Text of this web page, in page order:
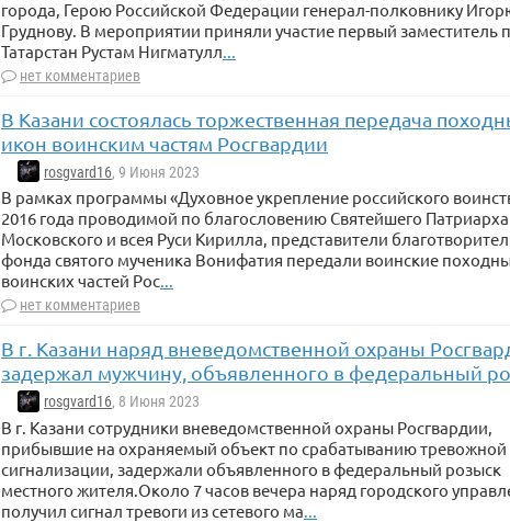
города, Герою Российской Федерации генерал-полковнику
Груднову. В мероприятии приняли участие первый заместитель
Татарстан Рустам Нигматулл...
нет комментариев
В Казани состоялась торжественная передача
икон воинским частям Росгвардии
rosgvard16, 9 Июня 2023
В рамках программы «Духовное укрепление российского
2016 года проводимой по благословению Святейшего Патриарха
Московского и всея Руси Кирилла, представители
фонда святого мученика Вонифатия передали воинские
воинских частей Рос...
нет комментариев
В г. Казани наряд вневедомственной охраны
задержал мужчину, объявленного в федеральный
rosgvard16, 8 Июня 2023
В г. Казани сотрудники вневедомственной охраны Росгвардии,
прибывшие на охраняемый объект по срабатыванию тревожной
сигнализации, задержали объявленного в федеральный розыск
местного жителя.Около 7 часов вечера наряд городского
получил сигнал тревоги из сетевого ма